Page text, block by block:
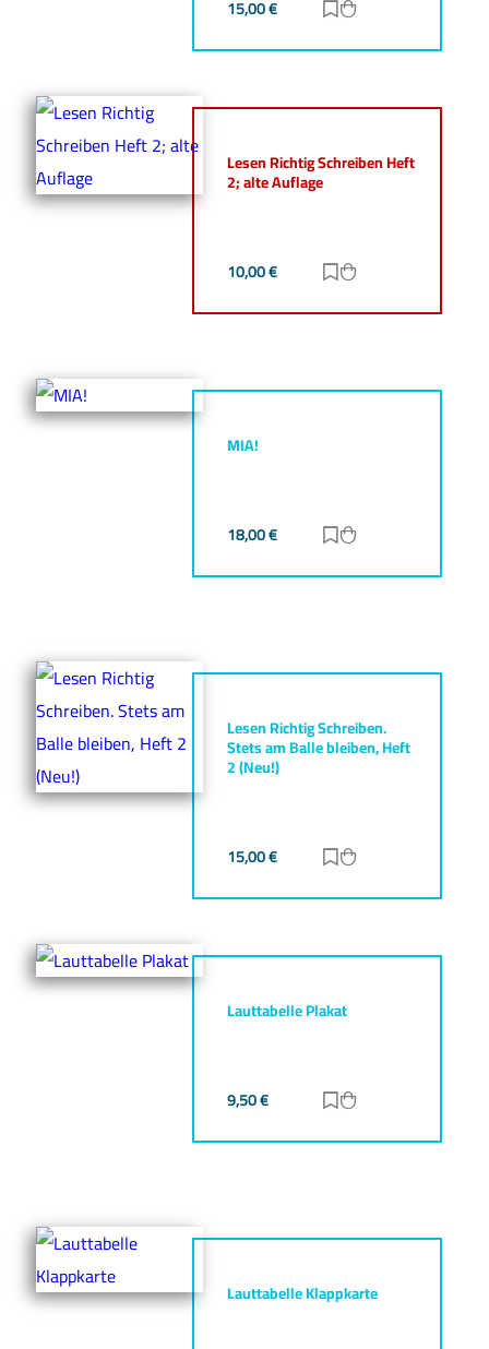
15,00€ Zur Merkliste
Lesen Richtig Schreiben Heft
2; alte Auflage
10,00€ Zur Merkliste
MIA!
18,00€ Zur Merkliste
Lesen Richtig Schreiben.
Stets am Balle bleiben, Heft
2 (Neu!)
15,00€ Zur Merkliste
Lauttabelle Plakat
9,50€ Zur Merkliste
Lauttabelle Klappkarte